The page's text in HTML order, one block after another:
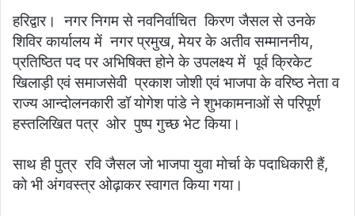
हरिद्वार। नगर निगम से नवनिर्वाचित किरण जैसल से उनके
शिविर कार्यालय में नगर प्रमुख, मेयर के अतीव सम्माननीय,
प्रतिष्ठित पद पर अभिषिक्त होने के उपलक्ष्य में पूर्व क्रिकेट
खिलाड़ी एवं समाजसेवी प्रकाश जोशी एवं भाजपा के वरिष्ठ नेता व
राज्य आन्दोलनकारी डॉ योगेश पांडे ने शुभकामनाओं से परिपूर्ण
हस्तलिखित पत्र ओर पुष्प गुच्छ भेट किया।
साथ ही पुत्र रवि जैसल जो भाजपा युवा मोर्चा के पदाधिकारी हैं,
को भी अंगवस्त्र ओढ़ाकर स्वागत किया गया।